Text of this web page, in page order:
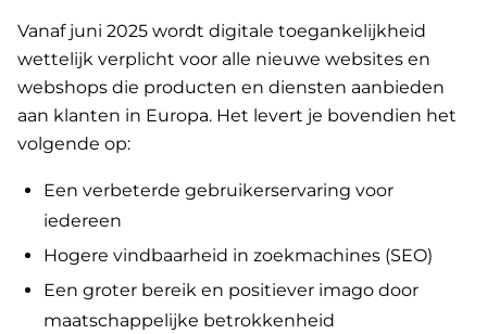
Vanaf juni 2025 wordt digitale toegankelijkheid
wettelijk verplicht voor alle nieuwe websites en
webshops die producten en diensten aanbieden
aan klanten in Europa. Het levert je bovendien het
volgende op:
Een verbeterde gebruikerservaring voor
iedereen
Hogere vindbaarheid in zoekmachines (SEO)
Een groter bereik en positiever imago door
maatschappelijke betrokkenheid